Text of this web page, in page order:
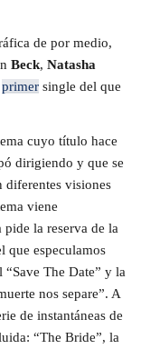
de por medio,
Beck, Natasha
primer single del que
cuyo título hace
dirigiendo y que se
diferentes visiones
viene
la reserva de la
que especulamos
The Date” y la
nos separe”. A
de instantáneas de
“The Bride”, la